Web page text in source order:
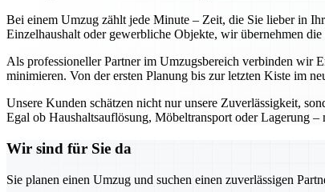
Bei einem Umzug zählt jede Minute – Zeit, die Sie lieber in
Einzelhaushalt oder gewerbliche Objekte, wir übernehmen
Als professioneller Partner im Umzugsbereich verbinden wir
minimieren. Von der ersten Planung bis zur letzten Kiste im
Unsere Kunden schätzen nicht nur unsere Zuverlässigkeit,
Egal ob Haushaltsauflösung, Möbeltransport oder Lagerung
Wir sind für Sie da
Sie planen einen Umzug und suchen einen zuverlässigen